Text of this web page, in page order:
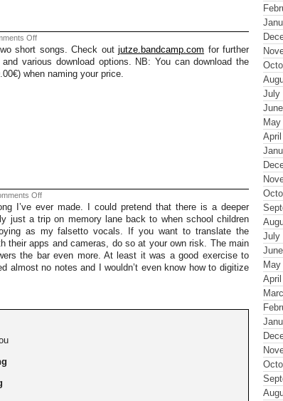
Offon
Girl
short songs. Check outjutze.bandcamp.com for further
various download options. NB: You can download the
when naming your price.
Offon
52
#14
–
Feed
Me
I’ve ever made. I could pretend that there is a deeper
just a trip on memory lane back to when school children
as my falsetto vocals. If you want to translate the
their apps and cameras, do so at your own risk. The main
the bar even more. At least it was a good exercise to
almost no notes and I wouldn’t even know how to digitize
July
May
April
July